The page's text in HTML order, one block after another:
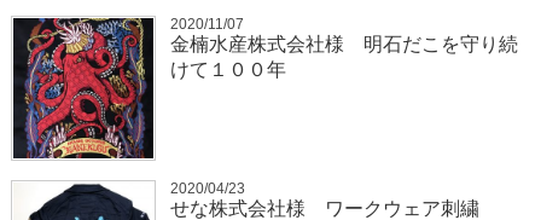
2020/11/07
金楠水産株式会社様 明石だこを守り続
けて１００年
2020/04/23
せな株式会社様 ワークウェア刺繍